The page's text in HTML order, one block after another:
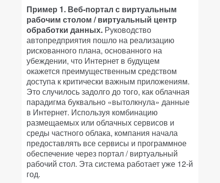
Пример 1. Веб-портал с виртуальным
рабочим столом / виртуальный центр
обработки данных. Руководство
автопредприятия пошло на реализацию
рискованного плана, основанного на
убеждении, что Интернет в будущем
окажется преимущественным средством
доступа к критически важным приложениям.
Это случилось задолго до того, как облачная
парадигма буквально «вытолкнула» данные
в Интернет. Используя комбинацию
размещаемых или облачных сервисов и
среды частного облака, компания начала
предоставлять все сервисы и программное
обеспечение через портал / виртуальный
рабочий стол. Эта система работает уже 12-й
год.